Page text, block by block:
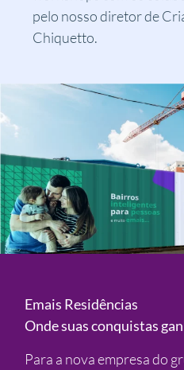
pelo nosso diretor de
Chiquetto.
Emais Residências
Onde suas conquistas
Para a nova empresa do